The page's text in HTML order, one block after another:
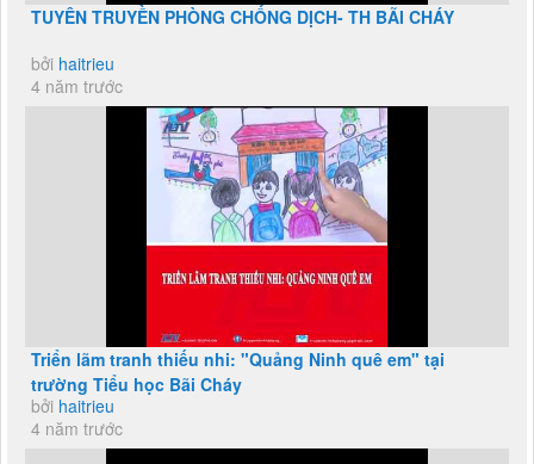
TUYÊN TRUYỀN PHÒNG CHỐNG DỊCH- TH BÃI CHÁY
bởi haitrieu
4 năm trước
Triển lãm tranh thiếu nhi: "Quảng Ninh quê em" tại
trường Tiểu học Bãi Cháy
bởi haitrieu
4 năm trước